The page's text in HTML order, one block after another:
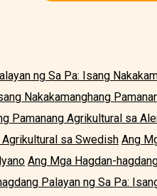
ng Sa Pa: Isang
Nakakamanghang
Pamanang Agrikultural sa
Agrikultural sa Swedish Ang
Ang Mga Hagdan-
Palayan ng Sa Pa: